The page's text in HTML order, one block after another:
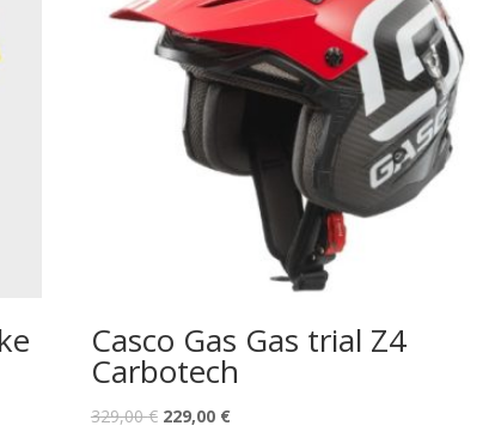
Casco Gas Gas trial Z4
Carbotech
329,00€ 229,00 €